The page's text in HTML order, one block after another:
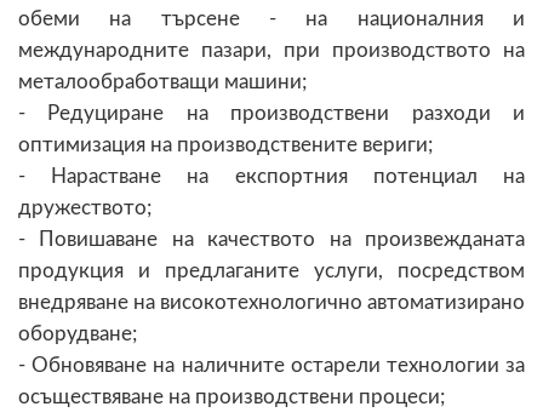
обеми на търсене - на националния и
международните пазари, при производството на
металообработващи машини;
- Редуциране на производствени разходи и
оптимизация на производствените вериги;
- Нарастване на експортния потенциал на
дружеството;
- Повишаване на качеството на произвежданата
продукция и предлаганите услуги, посредством
внедряване на високотехнологично автоматизирано
оборудване;
- Обновяване на наличните остарели технологии за
осъществяване на производствени процеси;